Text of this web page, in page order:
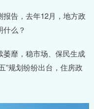
告，去年12月，地方政
么？
靡，稳市场、保民生成
”规划纷纷出台，住房政